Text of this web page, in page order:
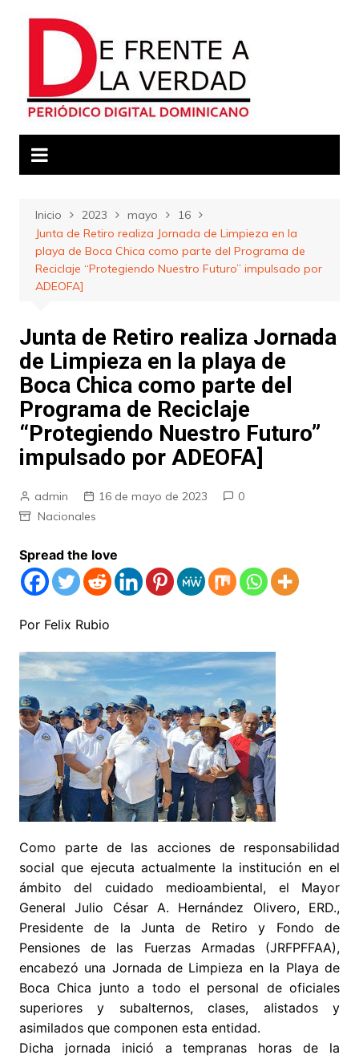
Inicio 2023 mayo
16
Junta de Retiro realiza Jornada de Limpieza en la
playa de Boca Chica como parte del Programa de
Reciclaje “Protegiendo Nuestro Futuro” impulsado por
ADEOFA]
Junta de Retiro realiza Jornada
de Limpieza en la playa de
Boca Chica como parte del
Programa de Reciclaje
“Protegiendo Nuestro Futuro”
impulsado por ADEOFA]
admin 16 de mayo de 2023
0
Nacionales
Spread the love
Por Felix Rubio
Como parte de las acciones de responsabilidad
social que ejecuta actualmente la institución en el
ámbito del cuidado medioambiental, el Mayor
General Julio César A. Hernández Olivero, ERD.,
Presidente de la Junta de Retiro y Fondo de
Pensiones de las Fuerzas Armadas (JRFPFFAA),
encabezó una Jornada de Limpieza en la Playa de
Boca Chica junto a todo el personal de oficiales
superiores y subalternos, clases, alistados y
asimilados que componen esta entidad.
Dicha jornada inició a tempranas horas de la